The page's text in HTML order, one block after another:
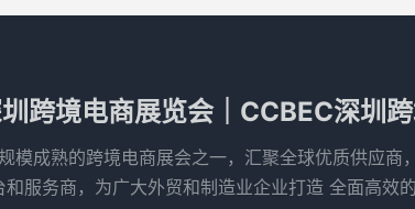
跨境电商展览会｜CCBEC深圳
成熟的跨境电商展会之一，汇聚全球优质供应商
和服务商，为广大外贸和制造业企业打造 全面高效的